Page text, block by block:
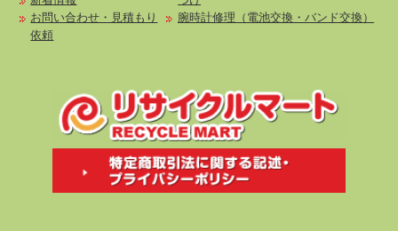
お問い合わせ・見積もり
依頼
腕時計修理（電池交換・バンド交換）